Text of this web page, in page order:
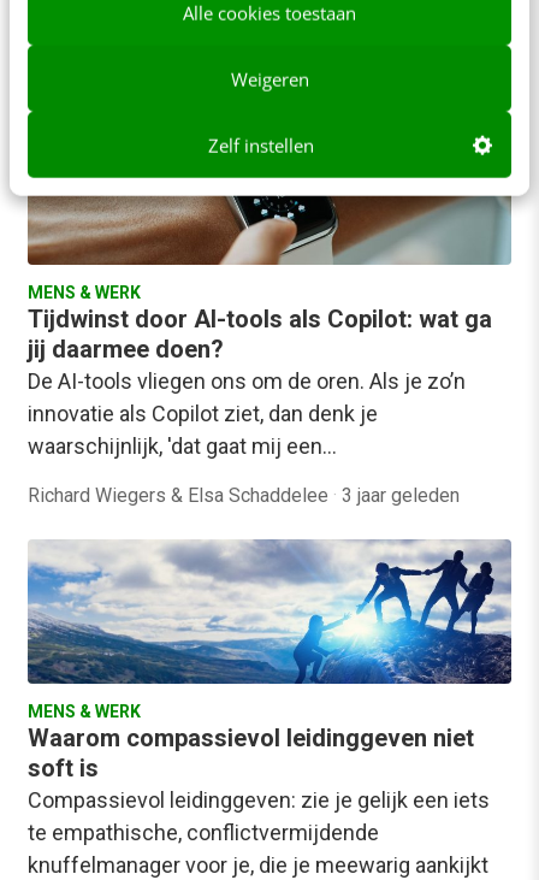
Alle cookies toestaan
Weigeren
Zelf instellen
spanningen oproepen bij collega’s,…
2 jaar geleden
MENS & WERK
Tijdwinst door AI-tools als Copilot: wat ga
jij daarmee doen?
De AI-tools vliegen ons om de oren. Als je zo’n
innovatie als Copilot ziet, dan denk je
waarschijnlijk, 'dat gaat mij een…
Richard Wiegers & Elsa Schaddelee · 3 jaar geleden
MENS & WERK
Waarom compassievol leidinggeven niet
soft is
Compassievol leidinggeven: zie je gelijk een iets
te empathische, conflictvermijdende
knuffelmanager voor je, die je meewarig aankijkt